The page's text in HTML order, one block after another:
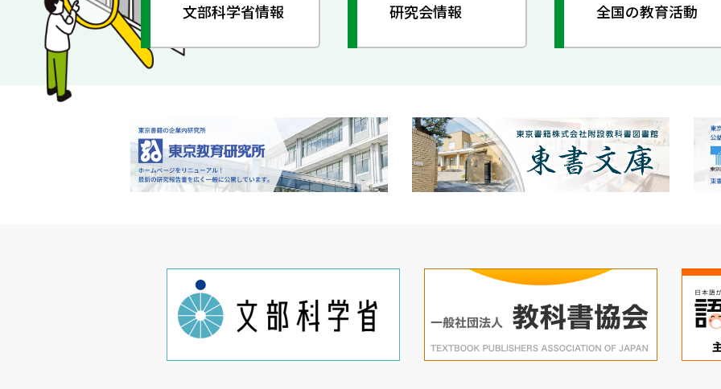
文部科学省情報 研究会情報 全国の教育活動